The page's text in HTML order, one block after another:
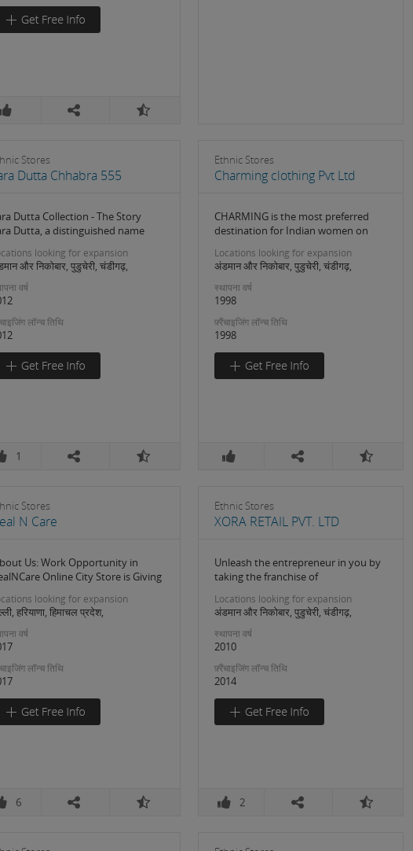
Stores
Dutta Chhabra 555
Dutta Collection - The Story
Dutta, a distinguished name
looking for expansion
और निकोबार, पुडुचेरी, चंडीगढ़,
वर्ष
लॉन्च तिथि
1
Ethnic Stores
Charming clothing Pvt Ltd
CHARMING is the most preferred
destination for Indian women on
Locations looking for expansion
अंडमान और निकोबार, पुडुचेरी, चंडीगढ़,
स्थापना वर्ष
1998
फ़्रैंचाइजिंग लॉन्च तिथि
1998
Stores
N Care
Us: Work Opportunity in
Online City Store is Giving
looking for expansion
हरियाणा, हिमाचल प्रदेश,
वर्ष
लॉन्च तिथि
6
Ethnic Stores
XORA RETAIL PVT. LTD
Unleash the entrepreneur in you by
taking the franchise of
Locations looking for expansion
अंडमान और निकोबार, पुडुचेरी, चंडीगढ़,
स्थापना वर्ष
2010
फ़्रैंचाइजिंग लॉन्च तिथि
2014
2